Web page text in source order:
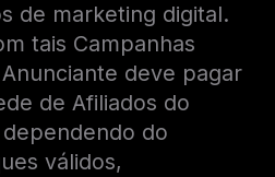
de marketing digital.
tais Campanhas
deve pagar
de Afiliados do
do
válidos,